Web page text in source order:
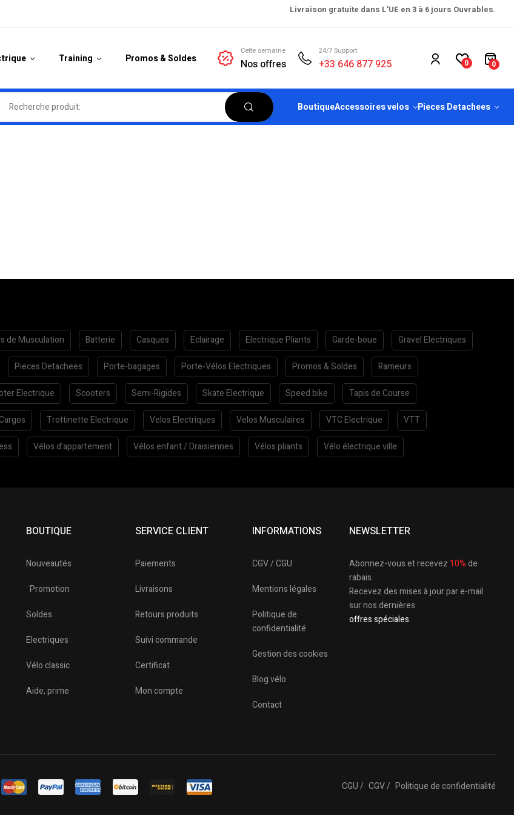
Livraison gratuite dans L’UE en 3 à 6 jours Ouvrables.
Training Promos & Soldes
Cette semaine
Nos offres
24/7 Support
+33 646 877 925 0 0
BoutiqueAccessoires velos Pieces Detachees
de Musculation Batterie Casques Eclairage Electrique Pliants Garde-boue Gravel Electriques
Pieces Detachees Porte-bagages Porte-Vélos Electriques Promos & Soldes Rameurs
Electrique Scooters Semi-Rigides Skate Electrique Speed bike Tapis de Course
Trottinette Electrique Velos Electriques Velos Musculaires VTC Electrique VTT
Vélos d’appartement Vélos enfant / Draisiennes Vélos pliants Vélo électrique ville
BOUTIQUE
Nouveautés
¨Promotion
Soldes
Electriques
Vélo classic
Aide, prime
SERVICE CLIENT
Paiements
Livraisons
Retours produits
Suivi commande
Certificat
Mon compte
INFORMATIONS
CGV / CGU
Mentions légales
Politique de
confidentialité
Gestion des cookies
Blog vélo
Contact
NEWSLETTER
Abonnez-vous et recevez 10%de
rabais.
Recevez des mises à jour par e-mail
sur nos dernières
offres spéciales.
CGU / CGV / Politique de confidentialité